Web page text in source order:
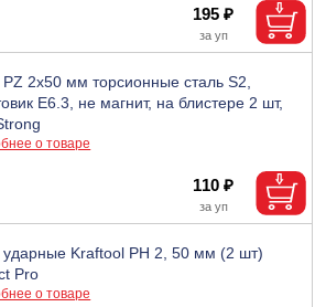
195 ₽
2х50 мм торсионные сталь S2,
Е6.3, не магнит, на блистере 2 шт,
о товаре
110 ₽
ударные Kraftool PH 2, 50 мм (2 шт)
Pro
о товаре